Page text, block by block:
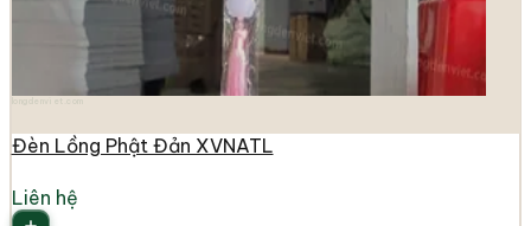
Đèn Lồng Phật Đản XVNATL
Liên hệ